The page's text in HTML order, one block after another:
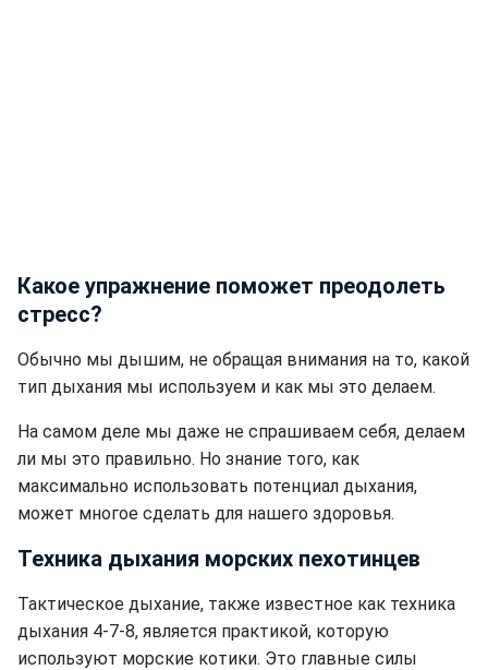
Какое упражнение поможет преодолеть
стресс?
Обычно мы дышим, не обращая внимания на то, какой
тип дыхания мы используем и как мы это делаем.
На самом деле мы даже не спрашиваем себя, делаем
ли мы это правильно. Но знание того, как
максимально использовать потенциал дыхания,
может многое сделать для нашего здоровья.
Техника дыхания морских пехотинцев
Тактическое дыхание, также известное как техника
дыхания 4-7-8, является практикой, которую
используют морские котики. Это главные силы